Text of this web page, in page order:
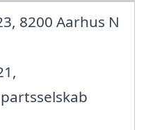
8200 Aarhus N